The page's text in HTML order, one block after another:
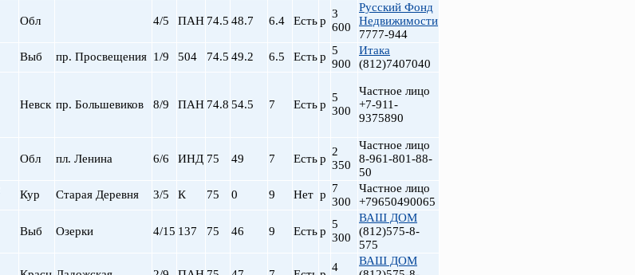
Чкаловская
Обл 4/5 ПАН 74.5 48.7 6.4 Естьр
3
600
Русский Фонд
Недвижимости
7777-944
Выб пр. Просвещения 1/9 504 74.5 49.2 6.5 Естьр 5
900
Итака
(812)7407040
Невск пр. Большевиков 8/9 ПАН 74.8 54.5 7 Естьр
5
300
Частное лицо
+7-911-
9375890
Обл пл. Ленина 6/6 ИНД 75 49 7 Естьр
2
350
Частное лицо
8-961-801-88-
50
Кур Старая Деревня 3/5 К 75 0 9 Нет р 7
300
Частное лицо
+79650490065
Выб Озерки 4/15 137 75 46 9 Естьр
5
300
ВАШ ДОМ
(812)575-8-
575
4
ВАШ ДОМ